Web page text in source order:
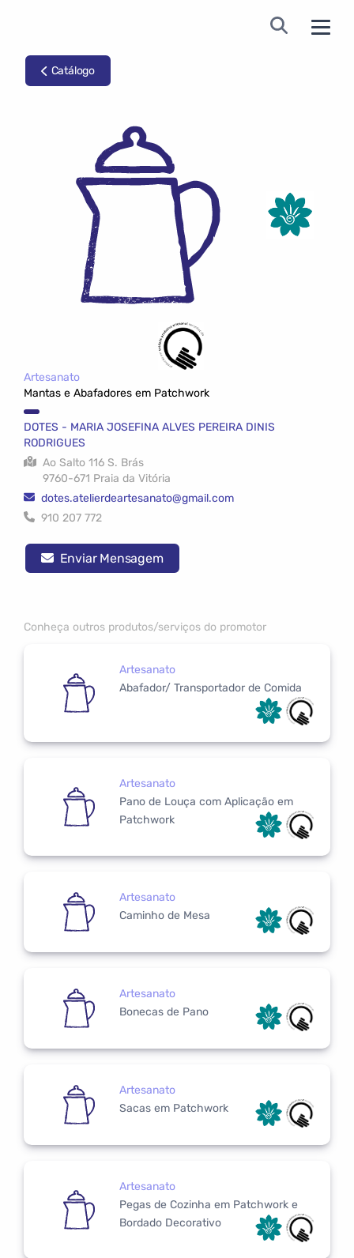
Catálogo
Artesanato
Mantas e Abafadores em Patchwork
DOTES - MARIA JOSEFINA ALVES PEREIRA DINIS
RODRIGUES
Ao Salto 116 S. Brás
9760-671 Praia da Vitória
dotes.atelierdeartesanato@gmail.com
910 207 772
Enviar Mensagem
Conheça outros produtos/serviços do promotor
Artesanato
Abafador/ Transportador de Comida
Artesanato
Pano de Louça com Aplicação em
Patchwork
Artesanato
Caminho de Mesa
Artesanato
Bonecas de Pano
Artesanato
Sacas em Patchwork
Artesanato
Pegas de Cozinha em Patchwork e
Bordado Decorativo